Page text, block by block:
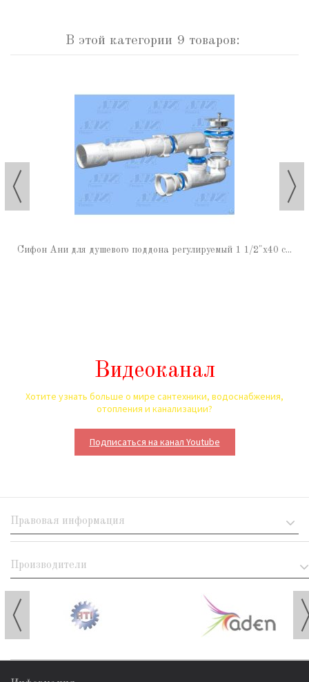
В этой категории 9 товаров:
Сифон Ани для душевого поддона регулируемый 1 1/2"х40 с...
Видеоканал
Хотите узнать больше о мире сантехники, водоснабжения,
отопления и канализации?
Подписаться на канал Youtube
Правовая информация
Производители